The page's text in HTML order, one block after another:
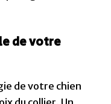
de votre
de votre chien